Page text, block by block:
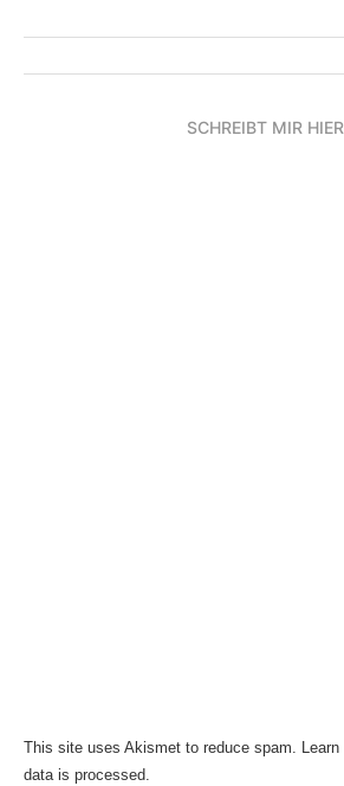
SCHREIBT MIR HIER
This site uses Akismet to reduce spam.
data is processed.